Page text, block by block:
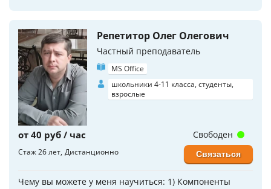
Репетитор Олег Олегович
Частный преподаватель
MS Office
школьники 4-11 класса, студенты,
взрослые
от 40 руб / час
Стаж 26 лет Дистанционно
Чему вы можете у меня научиться: 1) Компоненты
Свободен
Связаться